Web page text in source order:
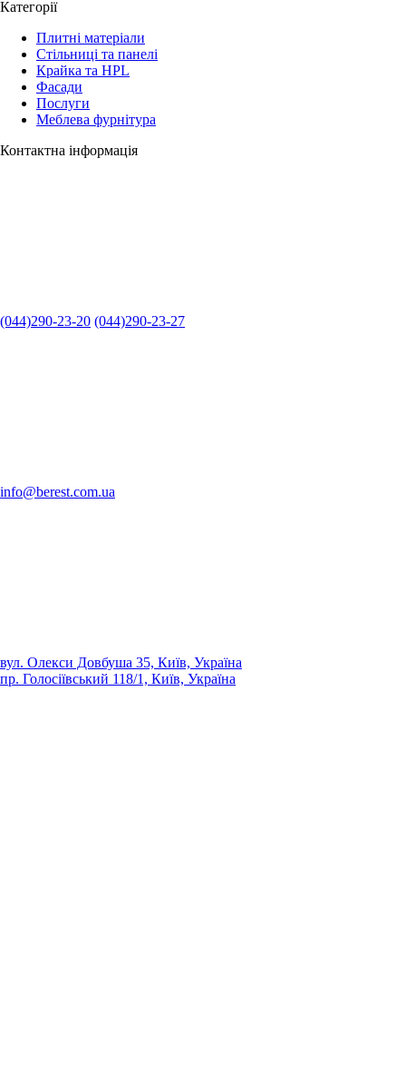
Категорії
Плитні матеріали
Стільниці та панелі
Крайка та HPL
Фасади
Послуги
Меблева фурнітура
Контактна інформація
(044)290-23-20 (044)290-23-27
info@berest.com.ua
вул. Олекси Довбуша 35, Київ, Україна
пр. Голосіївський 118/1, Київ, Україна